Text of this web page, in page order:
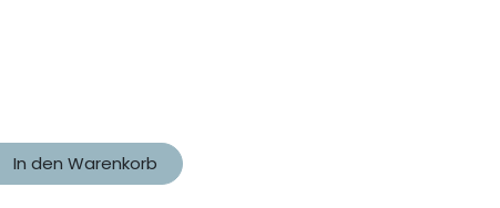
In den Warenkorb